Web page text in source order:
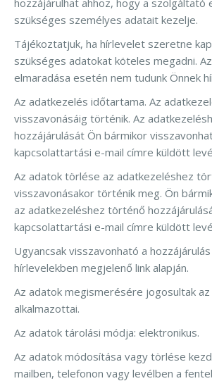
hozzájárulhat ahhoz, hogy a szolgáltató
szükséges személyes adatait kezelje.
Tájékoztatjuk, ha hírlevelet szeretne
szükséges adatokat köteles megadni.
elmaradása esetén nem tudunk Önnek
Az adatkezelés időtartama. Az
visszavonásáig történik. Az
hozzájárulását Ön bármikor
kapcsolattartási e-mail címre küldött
Az adatok törlése az adatkezeléshez
visszavonásakor történik meg. Ön
az adatkezeléshez történő
kapcsolattartási e-mail címre küldött
Ugyancsak visszavonható a
hírlevelekben megjelenő link alapján.
Az adatok megismerésére jogosultak
alkalmazottai.
Az adatok tárolási módja: elektronikus.
Az adatok módosítása vagy törlése
mailben, telefonon vagy levélben a